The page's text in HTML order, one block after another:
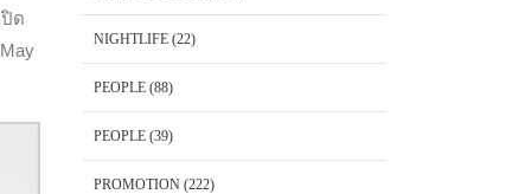
ด
NIGHTLIFE(22)
PEOPLE(88)
PEOPLE(39)
PROMOTION(222)